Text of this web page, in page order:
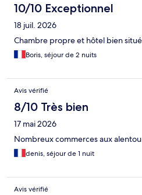
10/10 Exceptionnel
18 juil. 2026
Chambre propre et hôtel bien situé
Boris, séjour de 2 nuits
Avis vérifié
8/10 Très bien
17 mai 2026
Nombreux commerces aux
denis, séjour de 1 nuit
Avis vérifié